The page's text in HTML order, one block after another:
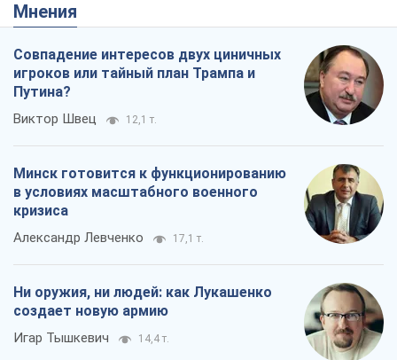
Мнения
Совпадение интересов двух циничных
игроков или тайный план Трампа и
Путина?
Виктор Швец 12,1 т.
Минск готовится к функционированию
в условиях масштабного военного
кризиса
Александр Левченко 17,1 т.
Ни оружия, ни людей: как Лукашенко
создает новую армию
Игар Тышкевич 14,4 т.